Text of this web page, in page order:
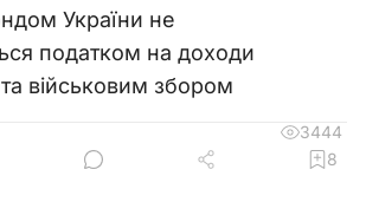
України не
податком на доходи
та військовим збором
3444
8